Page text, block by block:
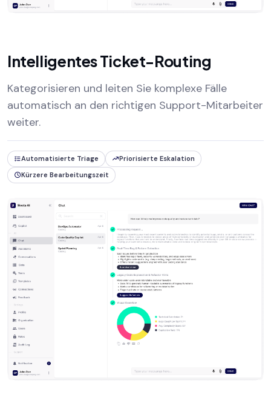
Intelligentes Ticket-Routing
Kategorisieren und leiten Sie komplexe Fälle
automatisch an den richtigen Support-Mitarbeiter
weiter.
Automatisierte Triage
Priorisierte Eskalation
Kürzere Bearbeitungszeit